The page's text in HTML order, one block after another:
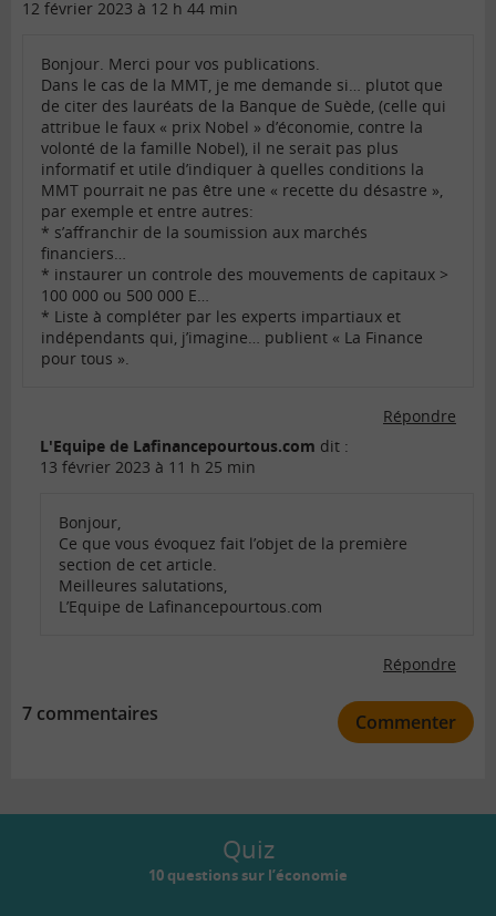
12 février 2023 à 12 h 44 min
Bonjour. Merci pour vos publications.
Dans le cas de la MMT, je me demande si… plutot que
de citer des lauréats de la Banque de Suède, (celle qui
attribue le faux « prix Nobel » d’économie, contre la
volonté de la famille Nobel), il ne serait pas plus
informatif et utile d’indiquer à quelles conditions la
MMT pourrait ne pas être une « recette du désastre »,
par exemple et entre autres:
* s’affranchir de la soumission aux marchés
financiers…
* instaurer un controle des mouvements de capitaux >
100 000 ou 500 000 E…
* Liste à compléter par les experts impartiaux et
indépendants qui, j’imagine… publient « La Finance
pour tous ».
Répondre
L'Equipe de Lafinancepourtous.com dit :
13 février 2023 à 11 h 25 min
Bonjour,
Ce que vous évoquez fait l’objet de la première
section de cet article.
Meilleures salutations,
L’Equipe de Lafinancepourtous.com
Répondre
7 commentaires Commenter
Quiz
10 questions sur l’économie